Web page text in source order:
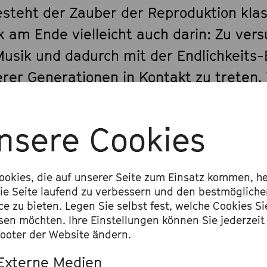
Cookies
die auf unserer Seite zum Einsatz kommen,
Seite laufend zu verbessern und den
zu bieten. Legen Sie selbst fest, welche Cookies
möchten. Ihre Einstellungen können Sie
der Website ändern.
Medien
der Zauber der Reproduktion
am Ende vielleicht auch darin: Zu
und dadurch mit der
Generationen in Kontakt zu treten.
altern und vergehen, aber wir
tröstenden ›Soundtrack‹. Die
sind wohl Johann Sebastian Bachs
und Texten, die noch viel älter
deutlich größeren Bogen in die
Nicht zuletzt setzte sich der